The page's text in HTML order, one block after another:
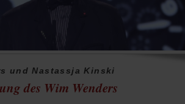
und Nastassja Kinski
des Wim Wenders